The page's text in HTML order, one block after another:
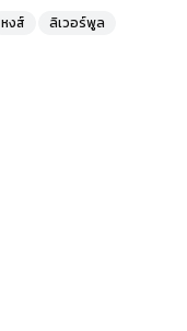
หงส์
ลิเวอร์พูล